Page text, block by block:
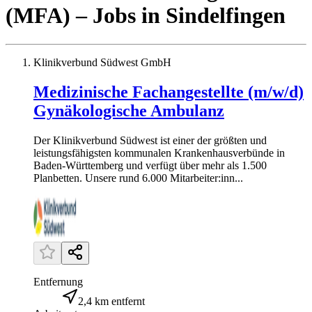
(MFA) – Jobs in Sindelfingen
Klinikverbund Südwest GmbH
Medizinische Fachangestellte (m/w/d)
Gynäkologische Ambulanz
Der Klinikverbund Südwest ist einer der größten und
leistungsfähigsten kommunalen Krankenhausverbünde in
Baden-Württemberg und verfügt über mehr als 1.500
Planbetten. Unsere rund 6.000 Mitarbeiter:inn...
Entfernung
2,4 km entfernt